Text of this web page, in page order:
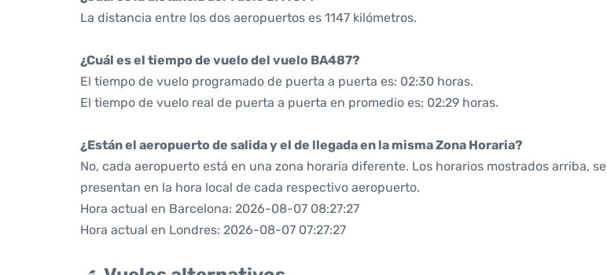
La distancia entre los dos aeropuertos es 1147 kilómetros.
¿Cuál es el tiempo de vuelo del vuelo BA487?
El tiempo de vuelo programado de puerta a puerta es: 02:30 horas.
El tiempo de vuelo real de puerta a puerta en promedio es: 02:29 horas.
¿Están el aeropuerto de salida y el de llegada en la misma Zona Horaria?
No, cada aeropuerto está en una zona horaria diferente. Los horarios mostrados arriba, se
presentan en la hora local de cada respectivo aeropuerto.
Hora actual en Barcelona: 2026-08-07 08:27:27
Hora actual en Londres: 2026-08-07 07:27:27